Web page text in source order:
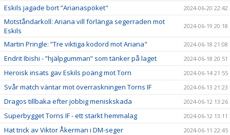
Eskils jagade bort ”Arianaspöket" 2024-06-20 22:42
Motståndarkoll: Ariana vill förlänga segerraden mot
Eskils
2024-06-19 20:18
Martin Pringle: ”Tre viktiga kodord mot Ariana" 2024-06-18 21:08
Endrit Ibishi - ”hjälpgumman” som tänker på laget 2024-06-18 20:51
Heroisk insats gav Eskils poäng mot Torn 2024-06-14 21:55
Svår match väntar mot överraskningen Torns IF 2024-06-13 21:23
Dragos tillbaka efter jobbig meniskskada 2024-06-12 13:26
Superbygget Torns IF - ett starkt hemmalag 2024-06-12 13:11
Hat trick av Viktor Åkerman i DM-seger 2024-06-11 22:45